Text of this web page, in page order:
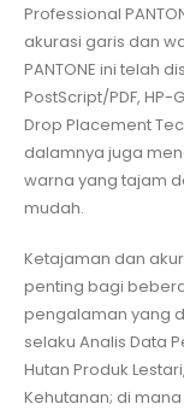
Professional
akurasi garis dan
PANTONE ini telah
PostScript/PDF,
Drop Placement
dalamnya juga
warna yang tajam
mudah.
Ketajaman dan
penting bagi
pengalaman yang
selaku Analis Data
Hutan Produk
Kehutanan; di